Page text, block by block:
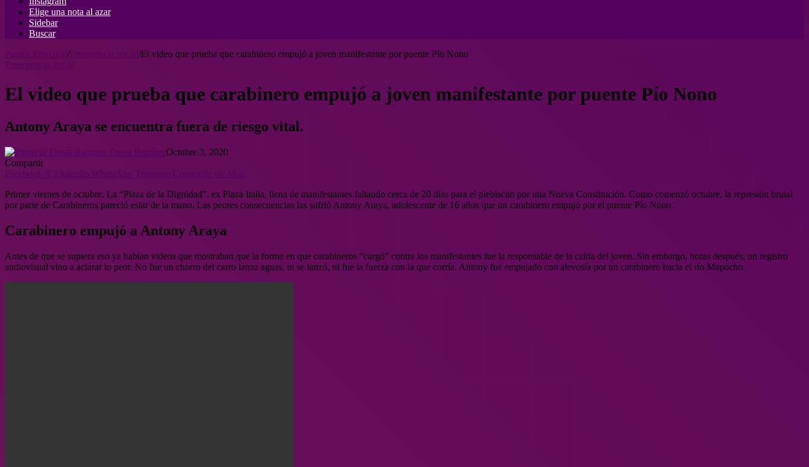
Elige una nota al azar
Sidebar
Buscar
/Emergencia social /El video que prueba que carabinero empujó a joven manifestante por puente Pío Nono
El video que prueba que carabinero empujó a joven manifestante por puente Pío Nono
Antony Araya se encuentra fuera de riesgo vital.
Octubre 3, 2020
Compartir
Primer viernes de octubre. La “Plaza de la Dignidad”, ex Plaza Italia, llena de manifestantes faltando cerca de 20 días para el plebiscito por una Nueva Constitución. Como comenzó octubre, la represión brutal
por parte de Carabineros pareció estar de la mano. Las peores consecuencias las sufrió Antony Araya, adolescente de 16 años que un carabinero empujó por el puente Pío Nono.
Carabinero empujó a Antony Araya
Antes de que se supiera eso ya habían videos que mostraban que la forma en que carabineros “cargó” contra los manifestantes fue la responsable de la caída del joven. Sin embargo, horas después, un registro
audiovisual vino a aclarar lo peor. No fue un chorro del carro lanza aguas, ni se lanzó, ni fue la fuerza con la que corría. Antony fue empujado con alevosía por un carabinero hacia el río Mapocho.